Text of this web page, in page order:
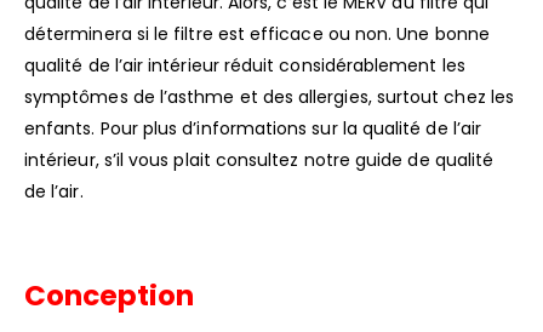
déterminera si le filtre est efficace ou non. Une bonne
qualité de l’air intérieur réduit considérablement les
symptômes de l’asthme et des allergies, surtout chez les
enfants. Pour plus d’informations sur la qualité de l’air
intérieur, s’il vous plait consultez notre guide de qualité
de l’air.
Conception